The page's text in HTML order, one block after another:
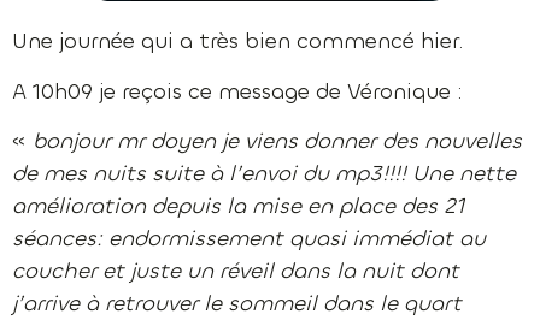
Une journée qui a très bien commencé hier.
A 10h09 je reçois ce message de Véronique :
« bonjour mr doyen je viens donner des nouvelles
de mes nuits suite à l’envoi du mp3!!!! Une nette
amélioration depuis la mise en place des 21
séances: endormissement quasi immédiat au
coucher et juste un réveil dans la nuit dont
j’arrive à retrouver le sommeil dans le quart